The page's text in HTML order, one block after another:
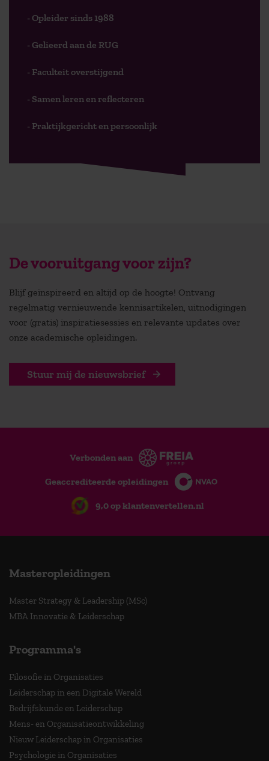
- Opleider sinds 1988
- Gelieerd aan de RUG
- Faculteit overstijgend
- Samen leren en reflecteren
- Praktijkgericht en persoonlijk
De vooruitgang voor zijn?
Blijf geïnspireerd en altijd op de hoogte! Ontvang
regelmatig vernieuwende kennisartikelen, uitnodigingen
voor (gratis) inspiratiesessies en relevante updates over
onze academische opleidingen.
Stuur mij de nieuwsbrief
Verbonden aan
Geaccrediteerde opleidingen
9,0 op klantenvertellen.nl
Masteropleidingen
Master Strategy & Leadership (MSc)
MBA Innovatie & Leiderschap
Programma's
Filosofie in Organisaties
Leiderschap in een Digitale Wereld
Bedrijfskunde en Leiderschap
Mens- en Organisatieontwikkeling
Nieuw Leiderschap in Organisaties
Psychologie in Organisaties